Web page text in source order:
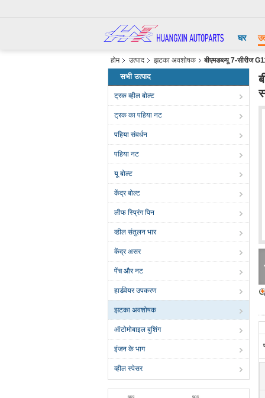
घर
होम उत्पाद झटका अवशोषक बीएमडब्ल्यू 7-सीरीज
सभी उत्पाद
ट्रक व्हील बोल्ट
ट्रक का पहिया नट
पहिया संवर्धन
पहिया नट
यू बोल्ट
केंद्र बोल्ट
लीफ स्प्रिंग पिन
व्हील संतुलन भार
केंद्र असर
पेंच और नट
हार्डवेयर उपकरण
झटका अवशोषक
ऑटोमोबाइल बुशिंग
इंजन के भाग
व्हील स्पेसर